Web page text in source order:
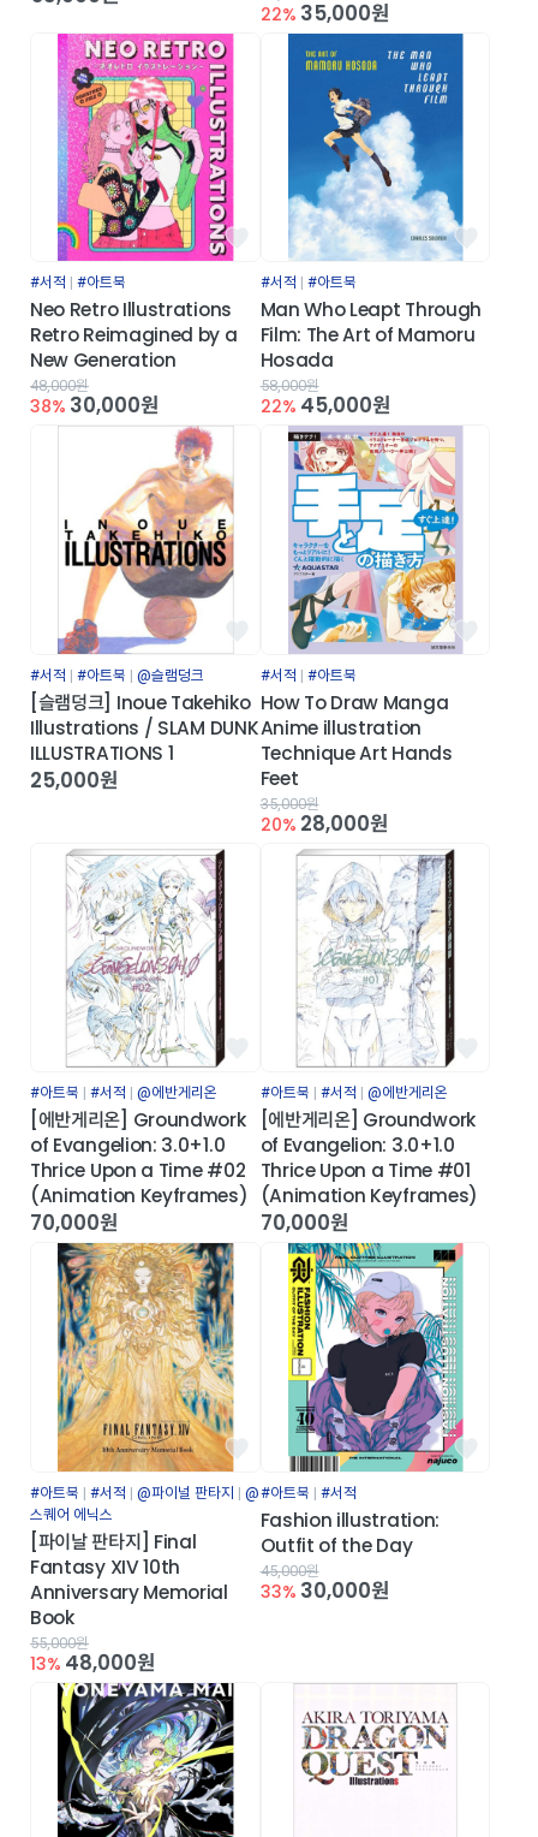
22% 35,000원
#서적 #아트북
Neo Retro Illustrations
Retro Reimagined by a
New Generation
48,000원
38% 30,000원
#서적 #아트북
Man Who Leapt Through
Film: The Art of Mamoru
Hosada
58,000원
22% 45,000원
#서적 #아트북 @슬램덩크
[슬램덩크] Inoue Takehiko
Illustrations / SLAM DUNK
ILLUSTRATIONS 1
25,000원
#서적 #아트북
How To Draw Manga
Anime illustration
Technique Art Hands
Feet
35,000원
20% 28,000원
#아트북 #서적 @에반게리온
[에반게리온] Groundwork
of Evangelion: 3.0+1.0
Thrice Upon a Time #02
(Animation Keyframes)
70,000원
#아트북 #서적 @에반게리온
[에반게리온] Groundwork
of Evangelion: 3.0+1.0
Thrice Upon a Time #01
(Animation Keyframes)
70,000원
#아트북 #서적 @파이널 판타지
@
스퀘어 에닉스
[파이날 판타지] Final
Fantasy XIV 10th
Anniversary Memorial
Book
55,000원
13% 48,000원
#아트북 #서적
Fashion illustration:
Outfit of the Day
45,000원
33% 30,000원